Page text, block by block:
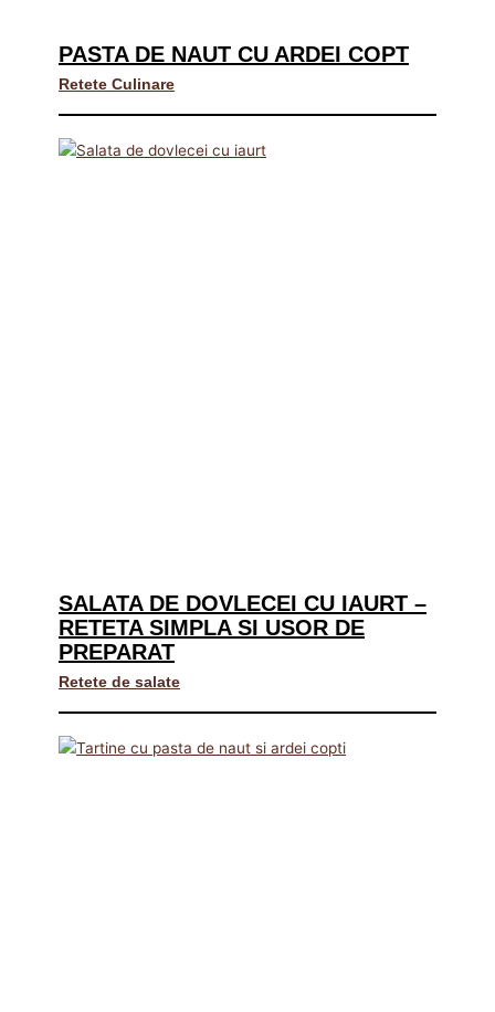
PASTA DE NAUT CU ARDEI COPT
Retete Culinare
SALATA DE DOVLECEI CU IAURT –
RETETA SIMPLA SI USOR DE
PREPARAT
Retete de salate